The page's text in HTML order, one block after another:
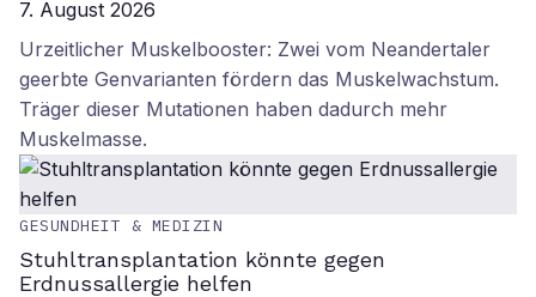
7. August 2026
Urzeitlicher Muskelbooster: Zwei vom Neandertaler
geerbte Genvarianten fördern das Muskelwachstum.
Träger dieser Mutationen haben dadurch mehr
Muskelmasse.
GESUNDHEIT & MEDIZIN
Stuhltransplantation könnte gegen
Erdnussallergie helfen